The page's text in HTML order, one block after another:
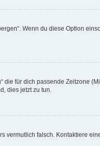
Wenn du diese Option
für dich passende Zeitzone
dies jetzt zu tun.
vermutlich falsch. Kontaktiere